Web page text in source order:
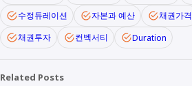
수정듀레이션
자본과 예산 채권가격
채권투자
컨벡서티 Duration
Related Posts